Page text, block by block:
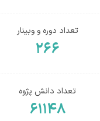
تعداد دوره و وبینار
۲۶۶
تعداد دانش پژوه
۶۱۱۴۸